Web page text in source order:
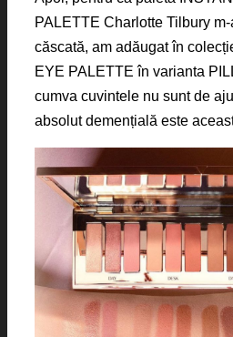
PALETTE Charlotte Tilbury
căscată, am adăugat în
EYE PALETTE în varianta
cumva cuvintele nu sunt de
absolut demențială este